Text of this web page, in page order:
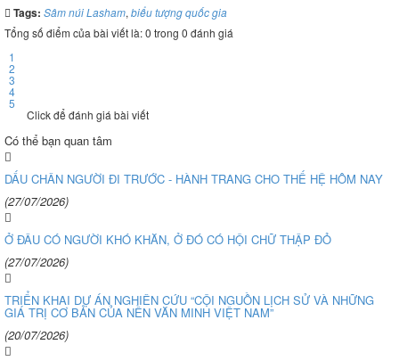
Tags: Sâm núi Lasham, biểu tượng quốc gia
Tổng số điểm của bài viết là: 0 trong 0 đánh giá
1
2
3
4
5
Click để đánh giá bài viết
Có thể bạn quan tâm
DẤU CHÂN NGƯỜI ĐI TRƯỚC - HÀNH TRANG CHO THẾ HỆ HÔM NAY
(27/07/2026)
Ở ĐÂU CÓ NGƯỜI KHÓ KHĂN, Ở ĐÓ CÓ HỘI CHỮ THẬP ĐỎ
(27/07/2026)
TRIỂN KHAI DỰ ÁN NGHIÊN CỨU “CỘI NGUỒN LỊCH SỬ VÀ NHỮNG
GIÁ TRỊ CƠ BẢN CỦA NỀN VĂN MINH VIỆT NAM”
(20/07/2026)